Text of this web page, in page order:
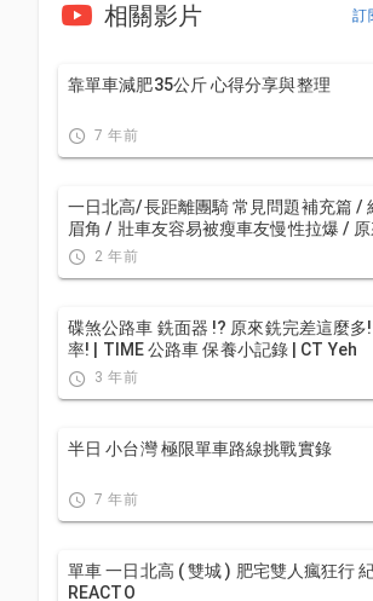
相關影片 訂
靠單車減肥35公斤 心得分享與整理
7 年前
一日北高/長距離團騎 常見問題補充篇 /
眉角 / 壯車友容易被瘦車友慢性拉爆 / 原
是這個原因...？ / 風場配速法 / 公路車 /
2 年前
碟煞公路車 銑面器 !? 原來銑完差這麼多
率! | TIME 公路車 保養小記錄 | CT Yeh
3 年前
半日 小台灣 極限單車路線挑戰實錄
7 年前
單車 一日北高 ( 雙城 ) 肥宅雙人瘋狂行
REACTO